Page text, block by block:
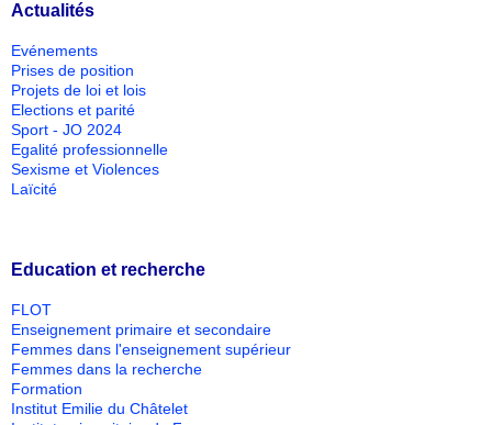
Actualités
Evénements
Prises de position
Projets de loi et lois
Elections et parité
Sport - JO 2024
Egalité professionnelle
Sexisme et Violences
Laïcité
Education et recherche
FLOT
Enseignement primaire et secondaire
Femmes dans l'enseignement supérieur
Femmes dans la recherche
Formation
Institut Emilie du Châtelet